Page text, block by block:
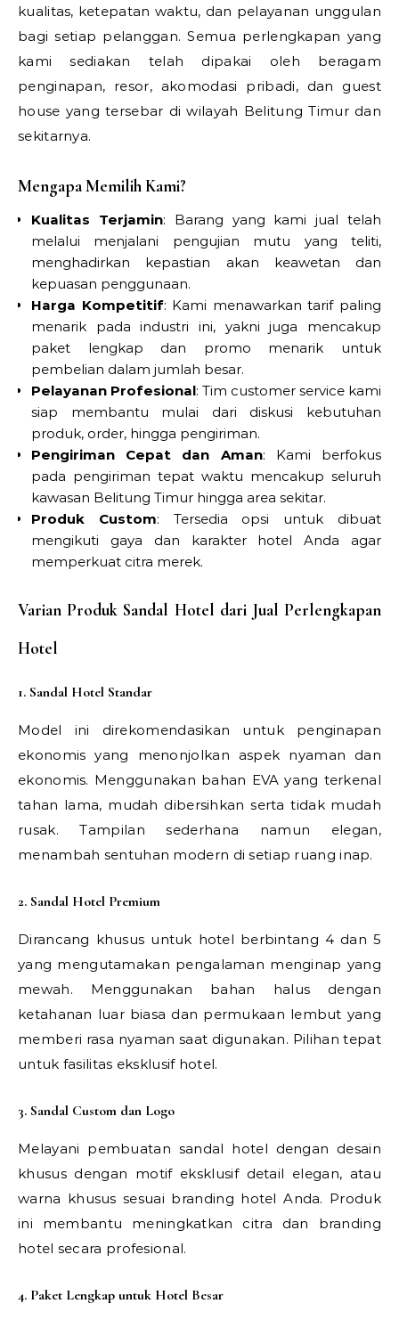
kualitas, ketepatan waktu, dan pelayanan unggulan
bagi setiap pelanggan. Semua perlengkapan yang
kami sediakan telah dipakai oleh beragam
penginapan, resor, akomodasi pribadi, dan guest
house yang tersebar di wilayah Belitung Timur dan
sekitarnya.
Mengapa Memilih Kami?
Kualitas Terjamin: Barang yang kami jual telah
melalui menjalani pengujian mutu yang teliti,
menghadirkan kepastian akan keawetan dan
kepuasan penggunaan.
Harga Kompetitif: Kami menawarkan tarif paling
menarik pada industri ini, yakni juga mencakup
paket lengkap dan promo menarik untuk
pembelian dalam jumlah besar.
Pelayanan Profesional: Tim customer service kami
siap membantu mulai dari diskusi kebutuhan
produk, order, hingga pengiriman.
Pengiriman Cepat dan Aman: Kami berfokus
pada pengiriman tepat waktu mencakup seluruh
kawasan Belitung Timur hingga area sekitar.
Produk Custom: Tersedia opsi untuk dibuat
mengikuti gaya dan karakter hotel Anda agar
memperkuat citra merek.
Varian Produk Sandal Hotel dari Jual Perlengkapan
Hotel
1. Sandal Hotel Standar
Model ini direkomendasikan untuk penginapan
ekonomis yang menonjolkan aspek nyaman dan
ekonomis. Menggunakan bahan EVA yang terkenal
tahan lama, mudah dibersihkan serta tidak mudah
rusak. Tampilan sederhana namun elegan,
menambah sentuhan modern di setiap ruang inap.
2. Sandal Hotel Premium
Dirancang khusus untuk hotel berbintang 4 dan 5
yang mengutamakan pengalaman menginap yang
mewah. Menggunakan bahan halus dengan
ketahanan luar biasa dan permukaan lembut yang
memberi rasa nyaman saat digunakan. Pilihan tepat
untuk fasilitas eksklusif hotel.
3. Sandal Custom dan Logo
Melayani pembuatan sandal hotel dengan desain
khusus dengan motif eksklusif detail elegan, atau
warna khusus sesuai branding hotel Anda. Produk
ini membantu meningkatkan citra dan branding
hotel secara profesional.
4. Paket Lengkap untuk Hotel Besar